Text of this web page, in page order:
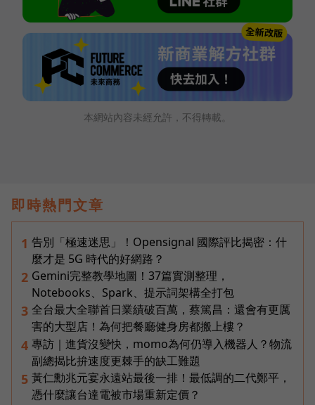
本網站內容未經允許，不得轉載。
即時熱門文章
1 告別「極速迷思」！Opensignal 國際評比揭密：什
麼才是 5G 時代的好網路？
2 Gemini完整教學地圖！37篇實測整理，
Notebooks、Spark、提示詞架構全打包
3 全台最大全聯首日業績破百萬，蔡篤昌：還會有更厲
害的大型店！為何把餐廳健身房都搬上樓？
4 專訪｜進貨沒變快，momo為何仍導入機器人？物流
副總揭比拚速度更棘手的缺工難題
5 黃仁勳兆元宴永遠站最後一排！最低調的二代鄭平，
憑什麼讓台達電被市場重新定價？